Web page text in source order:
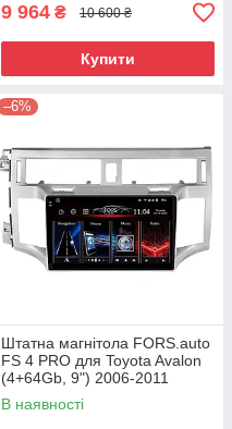
9 964 ₴ 10 600 ₴
Купити
–6%
Штатна магнітола FORS.auto
FS 4 PRO для Toyota Avalon
(4+64Gb, 9") 2006-2011
В наявності